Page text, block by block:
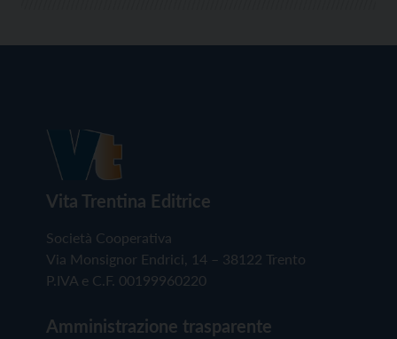
Vita Trentina Editrice
Società Cooperativa
Via Monsignor Endrici, 14 – 38122 Trento
P.IVA e C.F. 00199960220
Amministrazione trasparente